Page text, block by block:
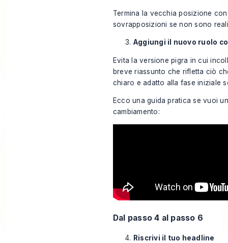
Termina la vecchia posizione
sovrapposizioni se non sono
Aggiungi il nuovo ruolo
Evita la versione pigra in cui
breve riassunto che rifletta ciò
chiaro e adatto alla fase iniziale
Ecco una guida pratica se vuoi
cambiamento:
Dal passo 4 al passo 6
Riscrivi il tuo headline